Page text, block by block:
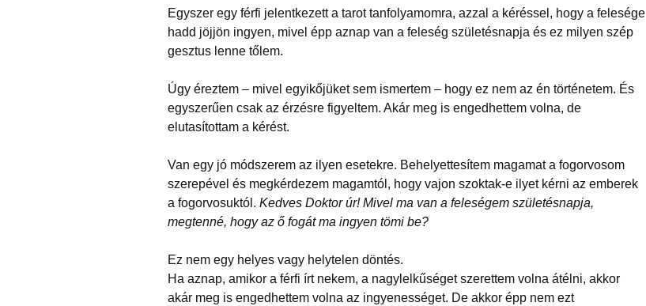
Egyszer egy férfi jelentkezett a tarot tanfolyamomra, azzal a kéréssel, hogy a felesége
hadd jöjjön ingyen, mivel épp aznap van a feleség születésnapja és ez milyen szép
gesztus lenne tőlem.
Úgy éreztem – mivel egyikőjüket sem ismertem – hogy ez nem az én történetem. És
egyszerűen csak az érzésre figyeltem. Akár meg is engedhettem volna, de
elutasítottam a kérést.
Van egy jó módszerem az ilyen esetekre. Behelyettesítem magamat a fogorvosom
szerepével és megkérdezem magamtól, hogy vajon szoktak-e ilyet kérni az emberek
a fogorvosuktól. Kedves Doktor úr! Mivel ma van a feleségem születésnapja,
megtenné, hogy az ő fogát ma ingyen tömi be?
Ez nem egy helyes vagy helytelen döntés.
Ha aznap, amikor a férfi írt nekem, a nagylelkűséget szerettem volna átélni, akkor
akár meg is engedhettem volna az ingyenességet. De akkor épp nem ezt